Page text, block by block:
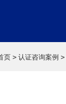
页 > 认证咨询案例 >